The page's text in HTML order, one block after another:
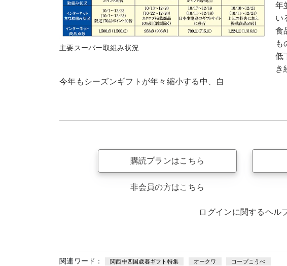
主要スーパー取組み状況
年
い
食
も
低
き
今年もシーズンギフトが年々縮小する中、自
購読プランはこちら
非会員の方はこちら
ログインに関するヘル
関連ワード： 関西中四国歳暮ギフト特集 オークワ コープこうべ